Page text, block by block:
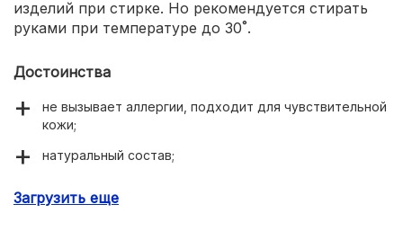
изделий при стирке. Но рекомендуется стирать
руками при температуре до 30˚.
Достоинства
не вызывает аллергии, подходит для чувствительной
кожи;
натуральный состав;
Загрузить еще